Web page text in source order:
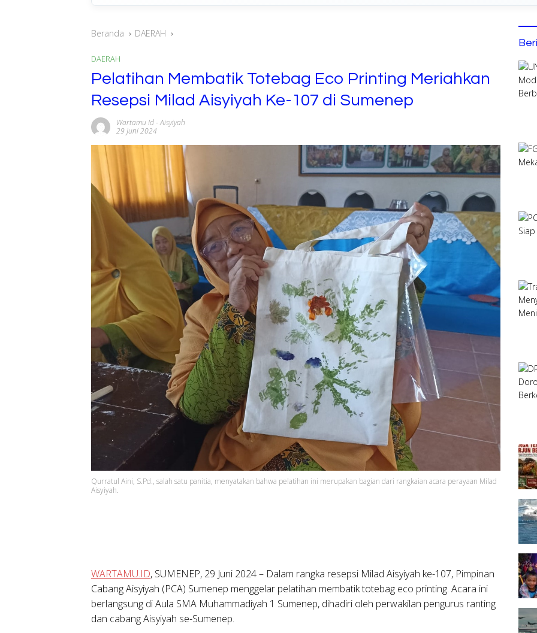
Beranda DAERAH
DAERAH
Pelatihan Membatik Totebag Eco Printing Meriahkan
Resepsi Milad Aisyiyah Ke-107 di Sumenep
Wartamu Id-Aisyiyah
29 Juni 2024
Qurratul Aini, S.Pd., salah satu panitia, menyatakan bahwa pelatihan ini merupakan bagian dari rangkaian acara perayaan Milad
Aisyiyah.
WARTAMU.ID, SUMENEP, 29 Juni 2024 – Dalam rangka resepsi Milad Aisyiyah ke-107, Pimpinan
Cabang Aisyiyah (PCA) Sumenep menggelar pelatihan membatik totebag eco printing. Acara ini
berlangsung di Aula SMA Muhammadiyah 1 Sumenep, dihadiri oleh perwakilan pengurus ranting
dan cabang Aisyiyah se-Sumenep.